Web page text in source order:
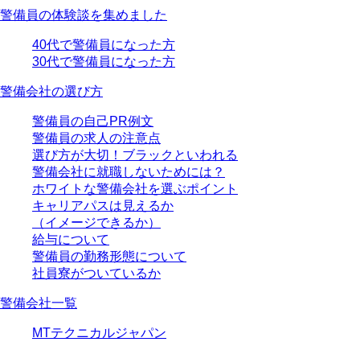
警備員の体験談を集めました
40代で警備員になった方
30代で警備員になった方
警備会社の選び方
警備員の自己PR例文
警備員の求人の注意点
選び方が大切！ブラックといわれる
警備会社に就職しないためには？
ホワイトな警備会社を選ぶポイント
キャリアパスは見えるか
（イメージできるか）
給与について
警備員の勤務形態について
社員寮がついているか
警備会社一覧
MTテクニカルジャパン